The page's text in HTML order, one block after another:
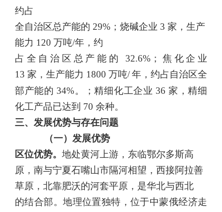
约占
全自治区总产能的 29%；烧碱企业 3 家，生产
能力 120 万吨/年，约
占全自治区总产能的 32.6%；焦化企业
13 家，生产能力 1800 万吨/年，约占自治区全
部产能的 34%。；精细化工企业 36 家，精细
化工产品已达到 70 余种。
三、发展优势与存在问题
（一）发展优势
区位优势。 地处黄河上游，东临鄂尔多斯高
原，南与宁夏石嘴山市隔河相望，西接阿拉善
草原，北靠肥沃的河套平原，是华北与西北
的结合部。地理位置独特，位于中蒙俄经济走